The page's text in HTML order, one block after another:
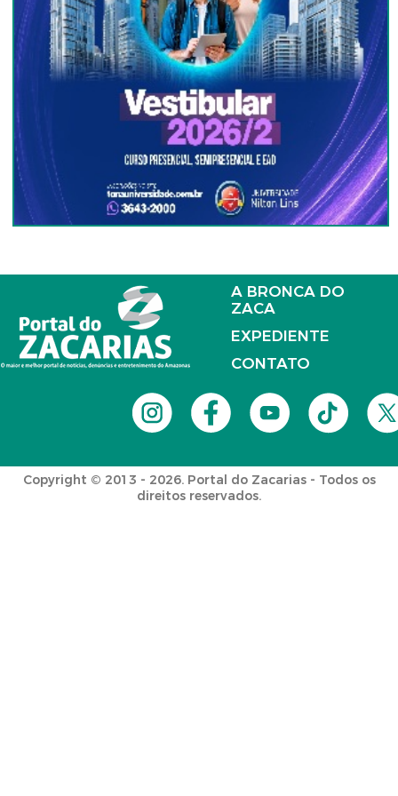
A BRONCA DO
ZACA
EXPEDIENTE
CONTATO
Copyright © 2013 - 2026. Portal do Zacarias - Todos os
direitos reservados.